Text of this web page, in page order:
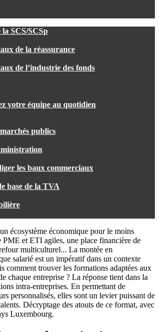
SCS/SCSp
de la réassurance
de l’industrie des fonds
votre équipe au quotidien
publics
les baux commerciaux
base de la TVA
écosystème économique pour le moins
et ETI agiles, une place financière de
multiculturel... La montée en
salarié est un impératif dans un contexte
comment trouver les formations adaptées aux
chaque entreprise ? La réponse tient dans la
intra-entreprises. En permettant de
personnalisés, elles sont un levier puissant de
Décryptage des atouts de ce format, avec
Luxembourg.